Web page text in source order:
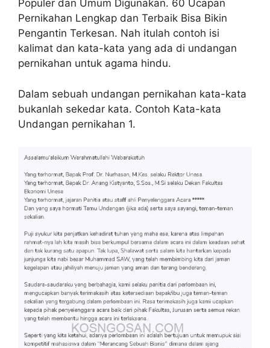
Populer dan Umum Digunakan. 60 Ucapan
Pernikahan Lengkap dan Terbaik Bisa Bikin
Pengantin Terkesan. Nah itulah contoh isi
kalimat dan kata-kata yang ada di undangan
pernikahan untuk agama hindu.
Dalam sebuah undangan pernikahan kata-kata
bukanlah sekedar kata. Contoh Kata-kata
Undangan pernikahan 1.